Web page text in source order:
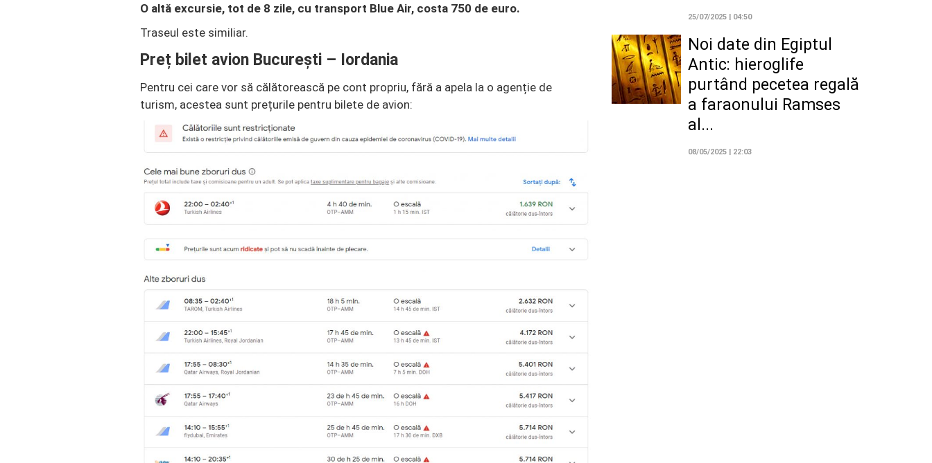
O altă excursie, tot de 8 zile, cu transport Blue Air, costa 750 de euro.
Traseul este similiar.
Preț bilet avion București – Iordania
Pentru cei care vor să călătorească pe cont propriu, fără a apela la o agenție de
turism, acestea sunt prețurile pentru bilete de avion:
25/07/2025 | 04:50
Noi date din Egiptul
Antic: hieroglife
purtând pecetea regală
a faraonului Ramses
al...
08/05/2025 | 22:03